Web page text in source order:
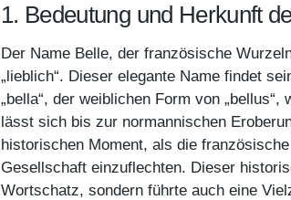
1. Bedeutung und Herkunft
Der Name Belle, der französische
„lieblich“. Dieser elegante Name findet
„bella“, der weiblichen Form von
lässt sich bis zur normannischen
historischen Moment, als die
Gesellschaft einzuflechten. Dieser
Wortschatz, sondern führte auch eine